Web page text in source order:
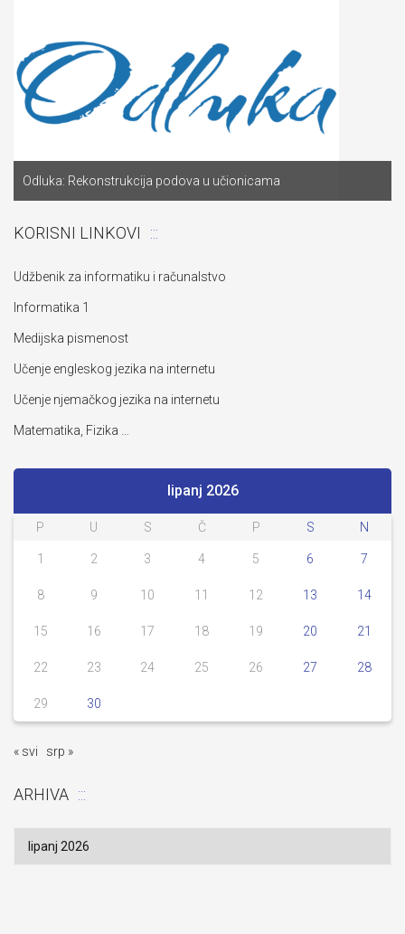
Odluka: Rekonstrukcija podova u učionicama
KORISNI LINKOVI
Udžbenik za informatiku i računalstvo
Informatika 1
Medijska pismenost
Učenje engleskog jezika na internetu
Učenje njemačkog jezika na internetu
Matematika, Fizika …
lipanj 2026
P U S Č P S N
1 2 3 4 5 6 7
8 9 10 11 12 13 14
15 16 17 18 19 20 21
22 23 24 25 26 27 28
29 30
« svi srp »
ARHIVA